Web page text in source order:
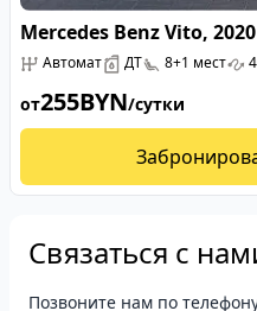
Mercedes Benz Vito, 2020
Автомат ДТ 8+1 мест
от255BYN/сутки
Связаться с
Позвоните нам по